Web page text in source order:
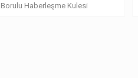
Borulu Haberleşme Kulesi